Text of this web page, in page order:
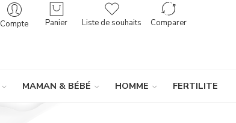
Compte Panier Liste de souhaits Comparer
MAMAN & BÉBÉ HOMME FERTILITE